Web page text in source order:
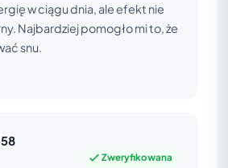
w ciągu dnia, ale efekt nie
Najbardziej pomogło mi to, że
snu.
Zweryfikowana